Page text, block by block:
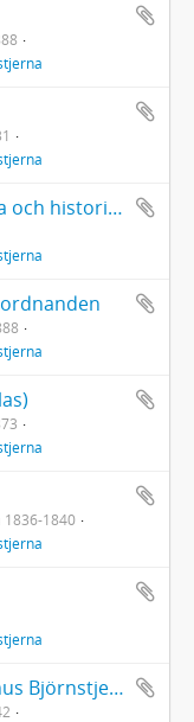
Anteckningsböcker - Geografiska och historiska anteckningar
1836-1840
Brev - Brev från Carl Johan Magnus Björnstjerna